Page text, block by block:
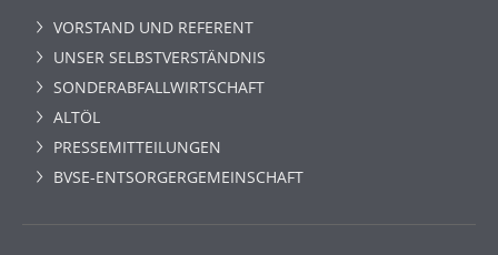
VORSTAND UND REFERENT
UNSER SELBSTVERSTÄNDNIS
SONDERABFALLWIRTSCHAFT
ALTÖL
PRESSEMITTEILUNGEN
BVSE-ENTSORGERGEMEINSCHAFT